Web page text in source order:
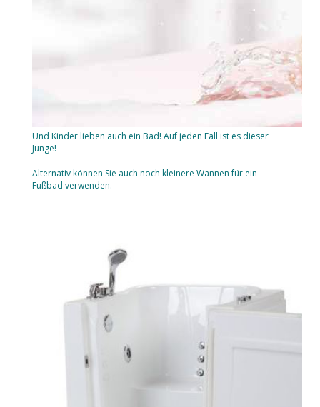
Und Kinder lieben auch ein Bad! Auf jeden Fall ist es dieser
Junge!
Alternativ können Sie auch noch kleinere Wannen für ein
Fußbad verwenden.